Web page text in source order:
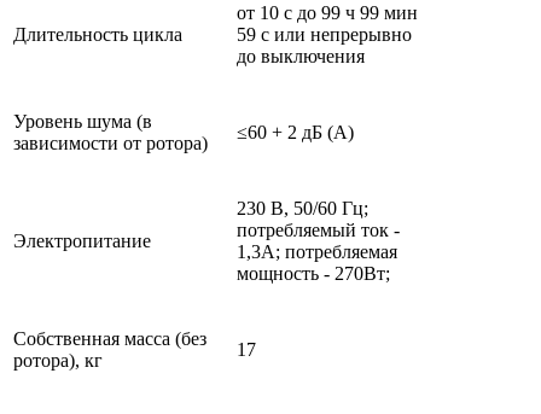
Длительность цикла
от 10 с до 99 ч 99 мин
59 с или непрерывно
до выключения
Уровень шума (в
зависимости от ротора)
≤60 + 2 дБ (А)
Электропитание
230 В, 50/60 Гц;
потребляемый ток -
1,3A; потребляемая
мощность - 270Вт;
Собственная масса (без
ротора), кг
17